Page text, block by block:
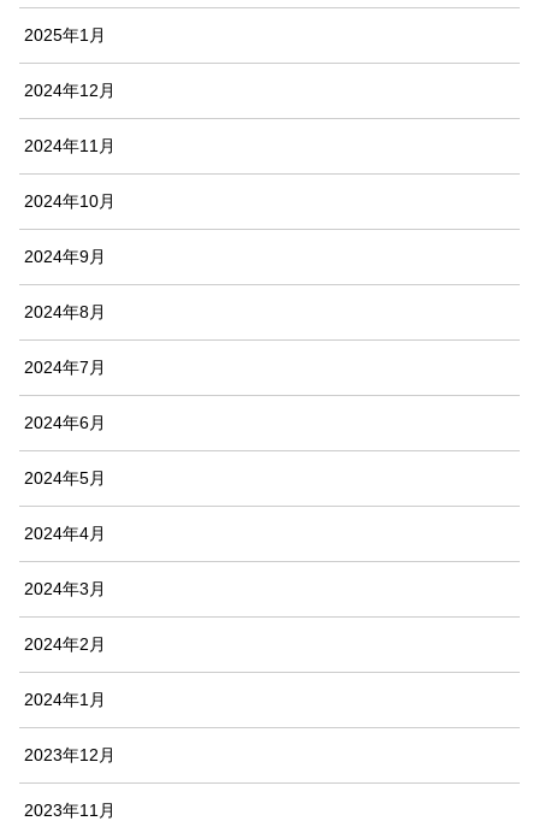
2025年1月
2024年12月
2024年11月
2024年10月
2024年9月
2024年8月
2024年7月
2024年6月
2024年5月
2024年4月
2024年3月
2024年2月
2024年1月
2023年12月
2023年11月